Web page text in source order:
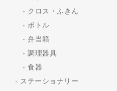
クロス・ふきん
ボトル
弁当箱
調理器具
食器
ステーショナリー